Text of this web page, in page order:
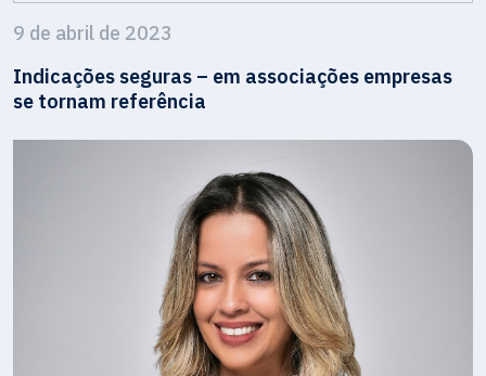
9 de abril de 2023
Indicações seguras – em associações empresas
se tornam referência